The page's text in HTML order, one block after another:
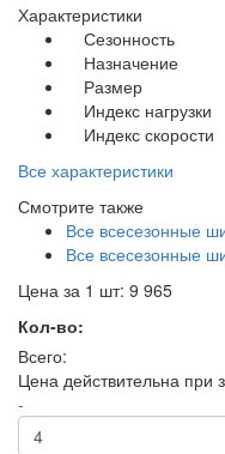
Характеристики
Сезонность
Назначение
Размер
Индекс нагрузки
Индекс скорости
Все характеристики
Смотрите также
Все всесезонные
Все всесезонные
Цена за 1 шт: 9 965
Кол-во:
Всего:
Цена действительна при
-